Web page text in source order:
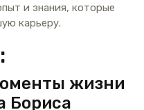
и знания, которые
карьеру.
жизни
Бориса